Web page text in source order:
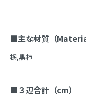
■主な材質（
栃,黒柿
■３辺合計（cm）